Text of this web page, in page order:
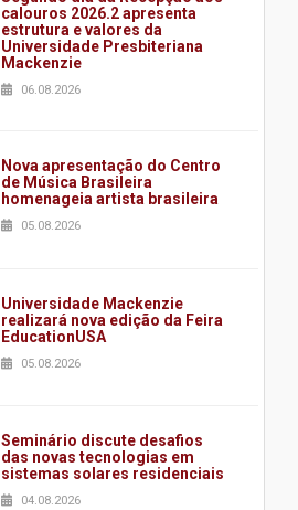
calouros 2026.2 apresenta
estrutura e valores da
Universidade Presbiteriana
Mackenzie
06.08.2026
Nova apresentação do Centro
de Música Brasileira
homenageia artista brasileira
05.08.2026
Universidade Mackenzie
realizará nova edição da Feira
EducationUSA
05.08.2026
Seminário discute desafios
das novas tecnologias em
sistemas solares residenciais
04.08.2026